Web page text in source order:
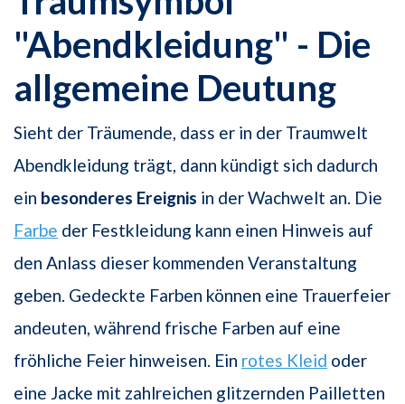
"Abendkleidung" - Die
allgemeine Deutung
Sieht der Träumende, dass er in der Traumwelt
Abendkleidung trägt, dann kündigt sich dadurch
ein besonderes Ereignis in der Wachwelt an. Die
Farbe der Festkleidung kann einen Hinweis auf
den Anlass dieser kommenden Veranstaltung
geben. Gedeckte Farben können eine Trauerfeier
andeuten, während frische Farben auf eine
fröhliche Feier hinweisen. Ein rotes Kleid oder
eine Jacke mit zahlreichen glitzernden Pailletten